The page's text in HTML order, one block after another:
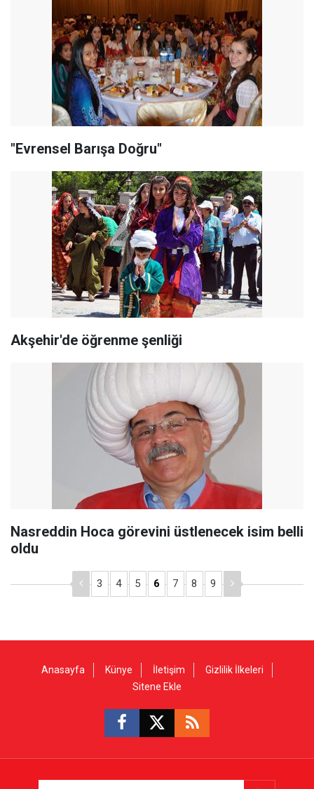
"Evrensel Barışa Doğru"
Akşehir'de öğrenme şenliği
Nasreddin Hoca görevini üstlenecek isim belli
oldu
3 4 5 6 7 8 9
Anasayfa Künye İletişim
Gizlilik İlkeleri
Sitene Ekle